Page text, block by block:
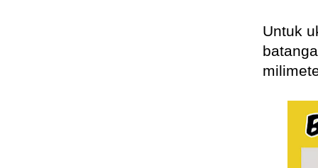
Untuk